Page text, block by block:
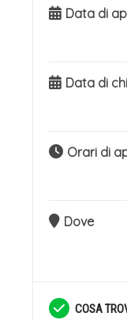
Data di
Data di
Orari di
Dove
COSA